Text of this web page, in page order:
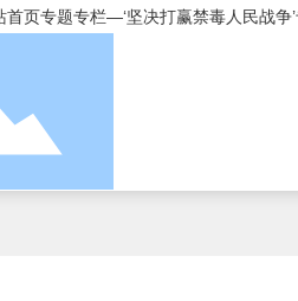
首页专题专栏—‘坚决打赢禁毒人民战争
企业动态